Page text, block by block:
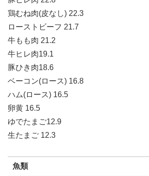
鶏むね肉(皮なし) 22.3
ローストビーフ 21.7
牛もも肉 21.2
牛ヒレ肉19.1
豚ひき肉18.6
ベーコン(ロース) 16.8
ハム(ロース) 16.5
卵黄 16.5
ゆでたまご12.9
生たまご 12.3
魚類